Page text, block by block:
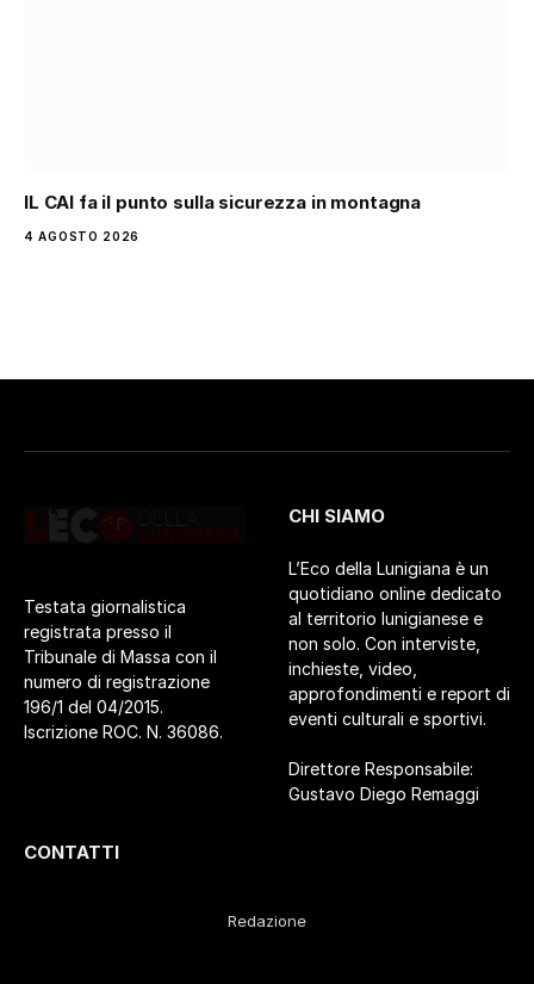
IL CAI fa il punto sulla sicurezza in montagna
4 AGOSTO 2026
Testata giornalistica
registrata presso il
Tribunale di Massa con il
numero di registrazione
196/1 del 04/2015.
Iscrizione ROC. N. 36086.
CHI SIAMO
L’Eco della Lunigiana è un
quotidiano online dedicato
al territorio lunigianese e
non solo. Con interviste,
inchieste, video,
approfondimenti e report di
eventi culturali e sportivi.
Direttore Responsabile:
Gustavo Diego Remaggi
CONTATTI
Redazione